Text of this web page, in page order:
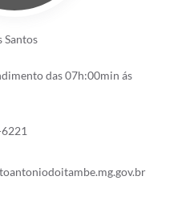
Santos
das 07h:00min ás